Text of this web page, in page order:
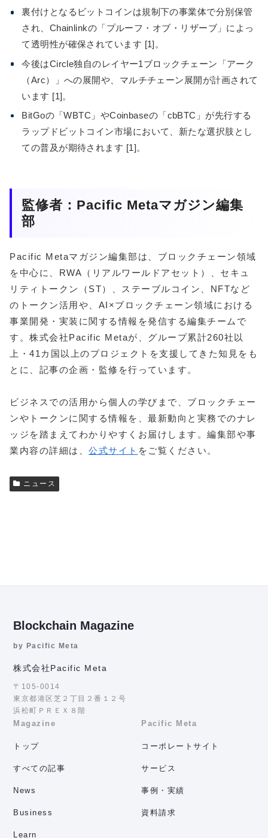
裏付けとなるビットコインは規制下の事業体で分別保管
され、Chainlinkの「プルーフ・オブ・リザーブ」によっ
て透明性が確保されています [1]。
今後はCircle独自のレイヤー1ブロックチェーン「アーク
（Arc）」への展開や、マルチチェーン展開が計画されて
います [1]。
BitGoの「WBTC」やCoinbaseの「cbBTC」が先行する
ラップドビットコイン市場において、新たな選択肢とし
ての普及が期待されます [1]。
監修者：Pacific Metaマガジン編集
部
Pacific Metaマガジン編集部は、ブロックチェーン領域
を中心に、RWA（リアルワールドアセット）、セキュ
リティトークン（ST）、ステーブルコイン、NFTなど
のトークン活用や、AI×ブロックチェーン領域における
事業開発・実装に関する情報を発信する編集チームで
す。株式会社Pacific Metaが、グループ累計260社以
上・41カ国以上のプロジェクトを支援してきた知見をも
とに、記事の企画・監修を行っています。
ビジネスでの活用から個人の学びまで、ブロックチェー
ンやトークンに関する情報を、最新動向と実務でのナレ
ッジを踏まえてわかりやすくお届けします。編集部や事
業内容の詳細は、 公式サイト をご覧ください。
ニュース
Blockchain Magazine
by Pacific Meta
株式会社Pacific Meta
〒105-0014
東京都港区芝２丁目２番１２号
浜松町ＰＲＥＸ８階
Magazine
トップ
すべての記事
News
Business
Learn
Pacific Meta
コーポレートサイト
サービス
事例・実績
資料請求